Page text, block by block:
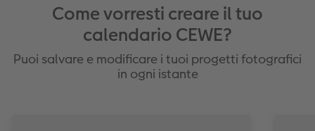
Come vorresti creare il tuo
calendario CEWE?
Puoi salvare e modificare i tuoi progetti fotografici
in ogni istante